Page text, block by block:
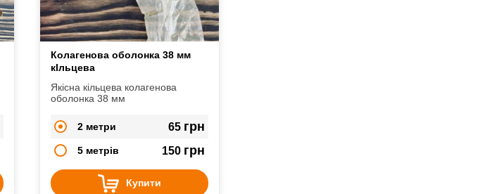
Колагенова оболонка 38 мм
кІльцева
Якісна кільцева колагенова
оболонка 38 мм
2 метри 65 грн
5 метрів 150 грн
Купити